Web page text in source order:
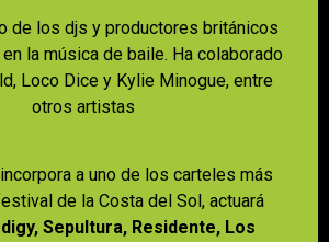
de los djs y productores británicos
la música de baile. Ha colaborado
Loco Dice y Kylie Minogue, entre
otros artistas
a uno de los carteles más
de la Costa del Sol, actuará
Sepultura, Residente, Los